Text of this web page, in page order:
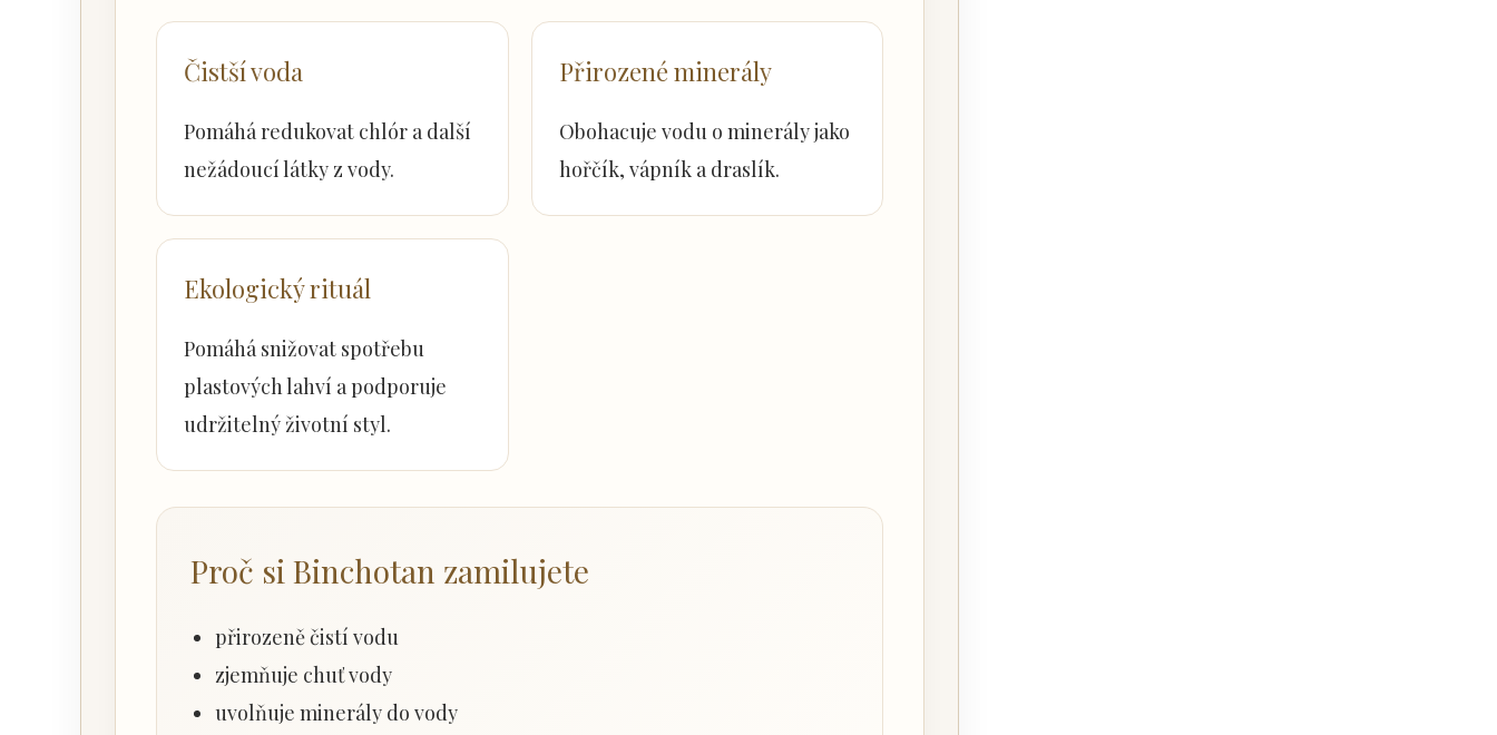
Čistší voda
Pomáhá redukovat chlór a další
nežádoucí látky z vody.
Přirozené minerály
Obohacuje vodu o minerály jako
hořčík, vápník a draslík.
Ekologický rituál
Pomáhá snižovat spotřebu
plastových lahví a podporuje
udržitelný životní styl.
Proč si Binchotan zamilujete
přirozeně čistí vodu
zjemňuje chuť vody
uvolňuje minerály do vody